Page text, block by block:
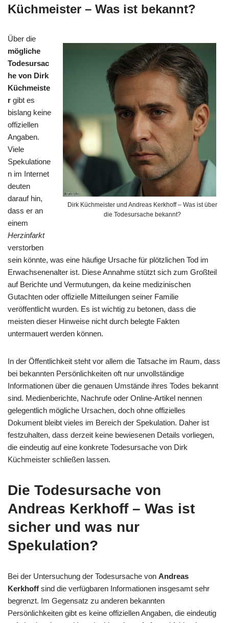
Küchmeister – Was ist bekannt?
Dirk Küchmeister und Andreas Kerkhoff – Was ist über
die Todesursache bekannt?
Über die
mögliche
Todesursac
he von Dirk
Küchmeiste
r gibt es
bislang keine
offiziellen
Angaben.
Viele
Spekulatione
n im Internet
deuten
darauf hin,
dass er an
einem
Herzinfarkt
verstorben
sein könnte, was eine häufige Ursache für plötzlichen Tod im
Erwachsenenalter ist. Diese Annahme stützt sich zum Großteil
auf Berichte und Vermutungen, da keine medizinischen
Gutachten oder offizielle Mitteilungen seiner Familie
veröffentlicht wurden. Es ist wichtig zu betonen, dass die
meisten dieser Hinweise nicht durch belegte Fakten
untermauert werden können.
In der Öffentlichkeit steht vor allem die Tatsache im Raum, dass
bei bekannten Persönlichkeiten oft nur unvollständige
Informationen über die genauen Umstände ihres Todes bekannt
sind. Medienberichte, Nachrufe oder Online-Artikel nennen
gelegentlich mögliche Ursachen, doch ohne offizielles
Dokument bleibt vieles im Bereich der Spekulation. Daher ist
festzuhalten, dass derzeit keine bewiesenen Details vorliegen,
die eindeutig auf eine konkrete Todesursache von Dirk
Küchmeister schließen lassen.
Die Todesursache von
Andreas Kerkhoff – Was ist
sicher und was nur
Spekulation?
Bei der Untersuchung der Todesursache von Andreas
Kerkhoff sind die verfügbaren Informationen insgesamt sehr
begrenzt. Im Gegensatz zu anderen bekannten
Persönlichkeiten gibt es keine offiziellen Angaben, die eindeutig